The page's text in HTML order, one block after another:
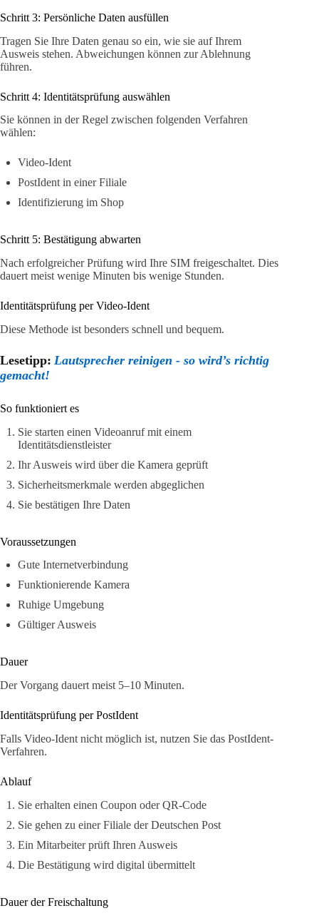
Schritt 3: Persönliche Daten ausfüllen
Tragen Sie Ihre Daten genau so ein, wie sie auf Ihrem
Ausweis stehen. Abweichungen können zur Ablehnung
führen.
Schritt 4: Identitätsprüfung auswählen
Sie können in der Regel zwischen folgenden Verfahren
wählen:
Video-Ident
PostIdent in einer Filiale
Identifizierung im Shop
Schritt 5: Bestätigung abwarten
Nach erfolgreicher Prüfung wird Ihre SIM freigeschaltet. Dies
dauert meist wenige Minuten bis wenige Stunden.
Identitätsprüfung per Video-Ident
Diese Methode ist besonders schnell und bequem.
Lesetipp: Lautsprecher reinigen - so wird’s richtig
gemacht!
So funktioniert es
Sie starten einen Videoanruf mit einem
Identitätsdienstleister
Ihr Ausweis wird über die Kamera geprüft
Sicherheitsmerkmale werden abgeglichen
Sie bestätigen Ihre Daten
Voraussetzungen
Gute Internetverbindung
Funktionierende Kamera
Ruhige Umgebung
Gültiger Ausweis
Dauer
Der Vorgang dauert meist 5–10 Minuten.
Identitätsprüfung per PostIdent
Falls Video-Ident nicht möglich ist, nutzen Sie das PostIdent-
Verfahren.
Ablauf
Sie erhalten einen Coupon oder QR-Code
Sie gehen zu einer Filiale der Deutschen Post
Ein Mitarbeiter prüft Ihren Ausweis
Die Bestätigung wird digital übermittelt
Dauer der Freischaltung